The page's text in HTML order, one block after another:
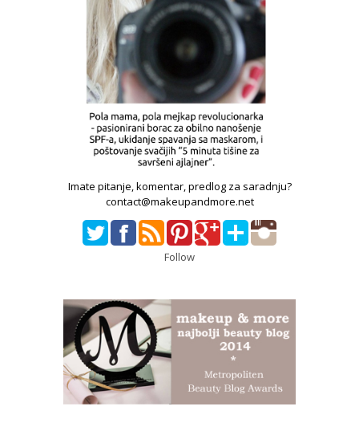
Imate pitanje, komentar, predlog za saradnju?
contact@makeupandmore.net
Follow